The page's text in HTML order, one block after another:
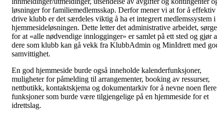
løsninger for familiemedlemsskap. Derfor mener vi at for å effektiv
drive klubb er det særdeles viktig å ha et integrert medlemssystem i
hjemmesideløsningen. Dette letter det administrative arbeidet,
for at «alle nødvendige innlogginger» er samlet på ett sted og gjør
dere som klubb kan gå vekk fra KlubbAdmin og MinIdrett med
samvittighet.
En god hjemmeside burde også inneholde kalenderfunksjoner,
muligheter for påmelding til arrangementer, booking av ressurser,
nettbutikk, kontaktskjema og dokumentarkiv for å nevne noen flere
funksjoner som burde være tilgjengelige på en hjemmeside for et
idrettslag.